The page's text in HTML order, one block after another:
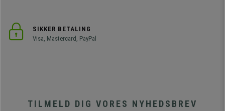
SIKKER BETALING
Visa, Mastercard, PayPal
TILMELD DIG VORES NYHEDSBREV